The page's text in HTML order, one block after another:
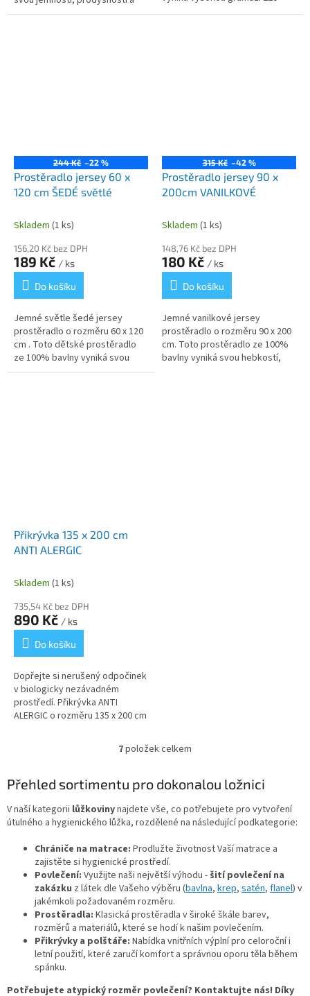
šetrností k pokožce. Nadčasový
g/m² a unikátním složením s
244 Kč –22 %
Prostěradlo jersey 60 x
120 cm ŠEDÉ světlé
Skladem (1 ks)
156,20 Kč bez DPH
189 Kč / ks
Do košíku
Jemné světle šedé jersey
prostěradlo o rozměru 60 x 120
cm . Toto dětské prostěradlo
ze 100% bavlny vyniká svou
hladkostí, lehkostí a vysokou
315 Kč –42 %
Prostěradlo jersey 90 x
200cm VANILKOVÉ
Skladem (1 ks)
148,76 Kč bez DPH
180 Kč / ks
Do košíku
Jemné vanilkové jersey
prostěradlo o rozměru 90 x 200
cm. Toto prostěradlo ze 100%
bavlny vyniká svou hebkostí,
Přikrývka 135 x 200 cm
ANTI ALERGIC
Skladem (1 ks)
735,54 Kč bez DPH
890 Kč / ks
Do košíku
Dopřejte si nerušený odpočinek
v biologicky nezávadném
prostředí. Přikrývka ANTI
ALERGIC o rozměru 135 x 200 cm
O
l
á
d
a
í
p
r
v
k
y
v
ý
p
u
7položek celkem
Přehled sortimentu pro dokonalou ložnici
V naší kategorii lůžkovinynajdete vše, co potřebujete pro vytvoření
útulného a hygienického lůžka, rozdělené na následující podkategorie:
Chrániče na matrace: Prodlužte životnost Vaší matrace a
zajistěte si hygienické prostředí.
Povlečení: Využijte naši největší výhodu - šití povlečení na
zakázku z látek dle Vašeho výběru (bavlna, krep, satén, flanel) v
jakémkoli požadovaném rozměru.
Prostěradla: Klasická prostěradla v široké škále barev,
rozměrů a materiálů, které se hodí k našim povlečením.
Přikrývky a polštáře: Nabídka vnitřních výplní pro celoroční i
letní použití, které zaručí komfort a správnou oporu těla během
spánku.
Potřebujete atypický rozměr povlečení? Kontaktujte nás! Díky